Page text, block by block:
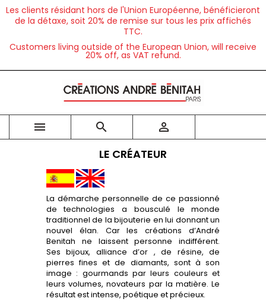
Les clients résidant hors de l'Union Européenne, bénéficieront
de la détaxe, soit 20% de remise sur tous les prix affichés
TTC.
Customers living outside of the European Union, will receive
20% off, as VAT refund.
  
LE CRÉATEUR
La démarche personnelle de ce passionné
de technologies a bousculé le monde
traditionnel de la bijouterie en lui donnant un
nouvel élan. Car les créations d’André
Benitah ne laissent personne indifférent.
Ses bijoux, alliance d’or , de résine, de
pierres fines et de diamants, sont à son
image : gourmands par leurs couleurs et
leurs volumes, novateurs par la matière. Le
résultat est intense, poétique et précieux.